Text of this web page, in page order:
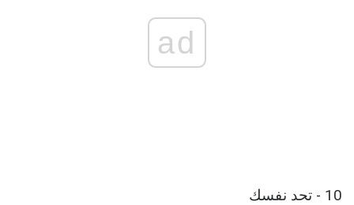
ad
10 - تحد نفسك